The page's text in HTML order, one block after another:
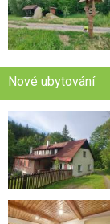
Nové ubytování